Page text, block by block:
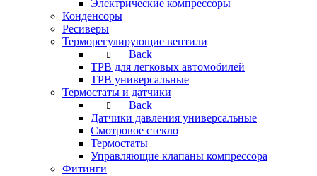
Электрические компрессоры
Конденсоры
Ресиверы
Терморегулирующие вентили
Back
ТРВ для легковых автомобилей
ТРВ универсальные
Термостаты и датчики
Back
Датчики давления универсальные
Смотровое стекло
Термостаты
Управляющие клапаны компрессора
Фитинги